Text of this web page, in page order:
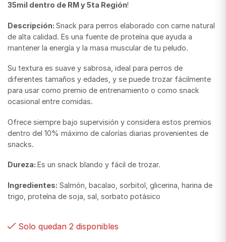
35mil dentro de RM y 5ta Región!
Descripción: Snack para perros elaborado con carne natural
de alta calidad. Es una fuente de proteína que ayuda a
mantener la energía y la masa muscular de tu peludo.
Su textura es suave y sabrosa, ideal para perros de
diferentes tamaños y edades, y se puede trozar fácilmente
para usar como premio de entrenamiento o como snack
ocasional entre comidas.
Ofrece siempre bajo supervisión y considera estos premios
dentro del 10% máximo de calorías diarias provenientes de
snacks.
Dureza: Es un snack blando y fácil de trozar.
Ingredientes: Salmón, bacalao, sorbitol, glicerina, harina de
trigo, proteína de soja, sal, sorbato potásico
Solo quedan 2 disponibles